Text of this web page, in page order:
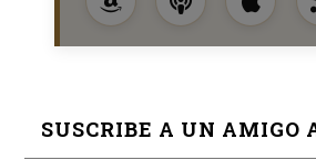
SUSCRIBE A UN AMIGO